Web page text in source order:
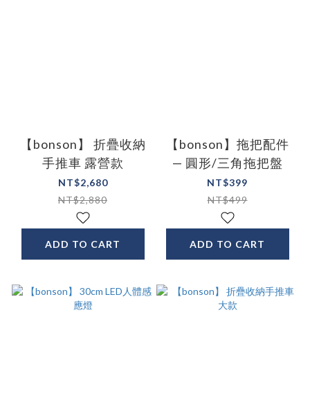
【bonson】 折疊收納
手推車 露營款
NT$2,680
NT$2,880
ADD TO CART
【bonson】拖把配件
— 圓形/三角拖把盤
NT$399
NT$499
ADD TO CART